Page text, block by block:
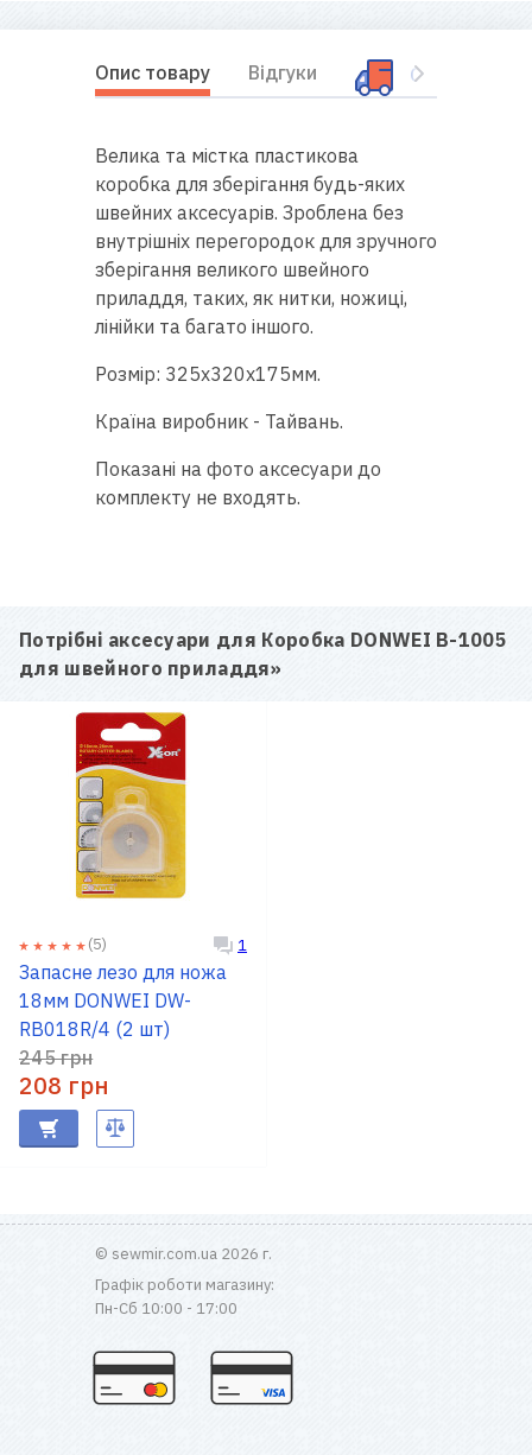
Опис товару Відгуки Оплата і
Велика та містка пластикова
коробка для зберігання будь-яких
швейних аксесуарів. Зроблена без
внутрішніх перегородок для зручного
зберігання великого швейного
приладдя, таких, як нитки, ножиці,
лінійки та багато іншого.
Розмір: 325x320x175мм.
Країна виробник - Тайвань.
Показані на фото аксесуари до
комплекту не входять.
Потрібні аксесуари для Коробка DONWEI B-1005
для швейного приладдя»
(5) 1
Запасне лезо для ножа
18мм DONWEI DW-
RB018R/4 (2 шт)
245 грн
208 грн
© sewmir.com.ua 2026 г.
Графік роботи магазину:
Пн-Сб 10:00 - 17:00